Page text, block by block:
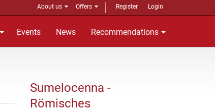
About us Offers Register Login
Events News Recommendations
Sumelocenna -
Römisches